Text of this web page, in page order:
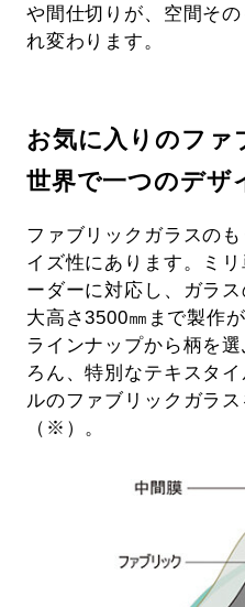
や間仕切りが、空間そ
れ変わります。
お気に入りのファ
世界で一つのデザ
ファブリックガラスの
イズ性にあります。ミ
ーダーに対応し、ガラ
大高さ3500㎜まで製作
ラインナップから柄を
ろん、特別なテキスタ
ルのファブリックガラ
（※）。